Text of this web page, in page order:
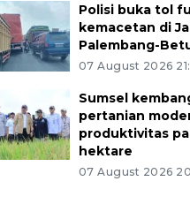
Polisi buka tol
kemacetan di
Palembang-
07 August 2026
Sumsel
pertanian
produktivitas
hektare
07 August 2026